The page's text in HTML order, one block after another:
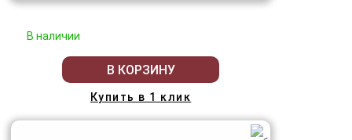
В наличии
В КОРЗИНУ
Купить в 1 клик